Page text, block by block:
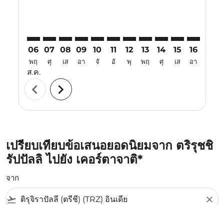
06
พฤ
ส.ค.
07
ศุ
08
เส
09
อา
10
จั
11
อั
12
พุ
13
พฤ
14
ศุ
15
เส
16
อา
chevron_left chevron_right
เปรียบเทียบข้อเสนอยอดนิยมจาก ตริรุชชิ
รัปปัลลิ ไปยัง เคอร์ตาจาติ*
จาก
flight_takeoff close